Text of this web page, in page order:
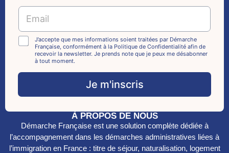
E
a
i
l
E
m
l
*
C
h
k
o
s
*
J’accepte que mes informations soient traitées par Démarche
Française, conformément à la Politique de Confidentialité afin de
recevoir la newsletter. Je prends note que je peux me désabonner
à tout moment.
Je m'inscris
À PROPOS DE NOUS
Démarche Française est une solution complète dédiée à
l’accompagnement dans les démarches administratives liées à
l’immigration en France : titre de séjour, naturalisation, logement